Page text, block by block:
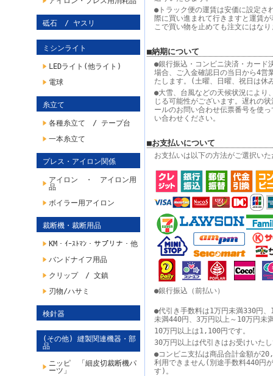
砥石 / ヤスリ
ミシンライト
LEDライト(他ライト)
電球
糸立て
各種糸立て / テープ台
一本糸立て
プレス・アイロン関係
アイロン ・ アイロン用
品
ボイラー用アイロン
裁断機・裁断用品
KM・ｲｰｽﾄﾏﾝ・サプリナ・他
バンドナイフ用品
クリップ / 文鎮
刃物/ハサミ
検針器
(その他) 縫製関連機器・部
品
ニッピ 「細皮切裁断機パ
ーツ」
●トラック便の運賃は安価に設定さ
際に買い進まれて行きますと運賃
こで買い物を止めても注文にはな
■納期について
●銀行振込・コンビニ決済・カード
場合、ご入金確認日の当日から4営
たします。(土曜、日曜、祝日は休
●大雪、台風などの天候状況により
じる可能性がございます。遅れの
ールのお問い合わせ伝票番号を使
い合わせください。
■お支払いについて
お支払いは以下の方法がご選択い
●銀行振込（前払い）
●代引き手数料は1万円未満330円
未満440円、3万円以上～10万円未
10万円以上は1,100円です。
30万円以上は代引きはお受けいた
●コンビニ支払は商品合計金額が
利用できません(別途手数料440円
す)。